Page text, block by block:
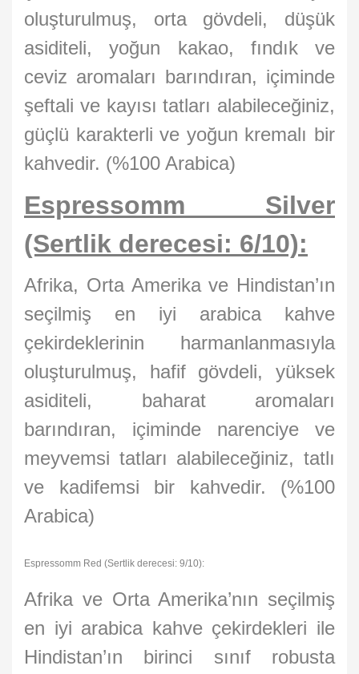
oluşturulmuş, orta gövdeli, düşük
asiditeli, yoğun kakao, fındık ve
ceviz aromaları barındıran, içiminde
şeftali ve kayısı tatları alabileceğiniz,
güçlü karakterli ve yoğun kremalı bir
kahvedir. (%100 Arabica)
Espressomm Silver
(Sertlik derecesi: 6/10):
Afrika, Orta Amerika ve Hindistan’ın
seçilmiş en iyi arabica kahve
çekirdeklerinin harmanlanmasıyla
oluşturulmuş, hafif gövdeli, yüksek
asiditeli, baharat aromaları
barındıran, içiminde narenciye ve
meyvemsi tatları alabileceğiniz, tatlı
ve kadifemsi bir kahvedir. (%100
Arabica)
Espressomm Red (Sertlik derecesi: 9/10):
Afrika ve Orta Amerika’nın seçilmiş
en iyi arabica kahve çekirdekleri ile
Hindistan’ın birinci sınıf robusta